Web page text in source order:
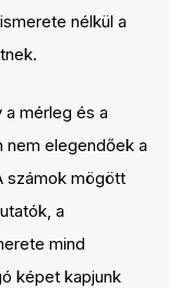
nélkül a
mérleg és a
nem elegendőek a
számok mögött
a
mind
képet kapjunk